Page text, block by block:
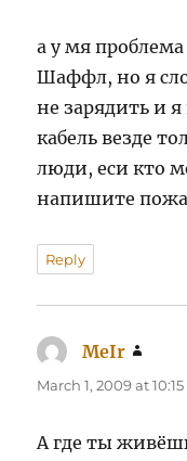
а у мя
Шаффл, но я
не зарядить и
кабель везде
люди, еси кто
напишите
Reply
MeIr
March 1, 2009 at 10:15
А где ты